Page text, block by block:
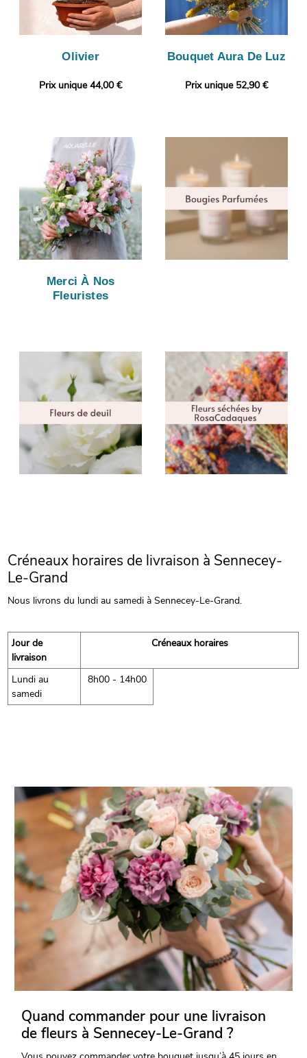
Olivier
Prix unique 44,00 €
Bouquet Aura De Luz
Prix unique 52,90 €
Merci À Nos
Fleuristes
Créneaux horaires de livraison à Sennecey-
Le-Grand
Nous livrons du lundi au samedi à Sennecey-Le-Grand.
Jour de
livraison
Créneaux horaires
Lundi au
samedi
8h00 - 14h00
Quand commander pour une livraison
de fleurs à Sennecey-Le-Grand ?